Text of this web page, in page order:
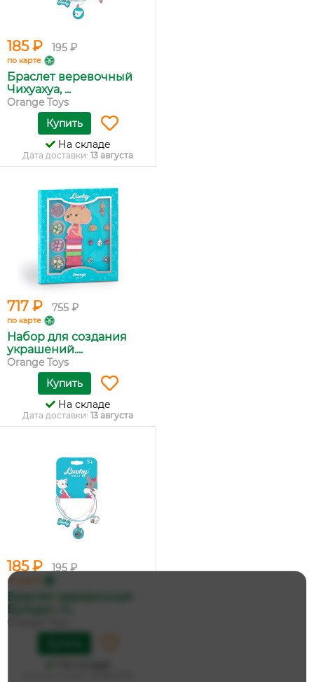
185 ₽ 195 ₽
по карте
Браслет веревочный
Чихуахуа, ...
Orange Toys
Купить
На складе
Дата доставки: 13 августа
717 ₽ 755 ₽
по карте
Набор для создания
украшений....
Orange Toys
Купить
На складе
Дата доставки: 13 августа
185 ₽ 195 ₽
по карте
Orange Toys